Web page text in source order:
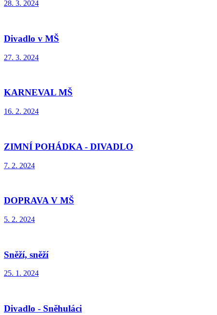
28. 3. 2024
Divadlo v MŠ
27. 3. 2024
KARNEVAL MŠ
16. 2. 2024
ZIMNÍ POHÁDKA - DIVADLO
7. 2. 2024
DOPRAVA V MŠ
5. 2. 2024
Sněží, sněží
25. 1. 2024
Divadlo - Sněhuláci